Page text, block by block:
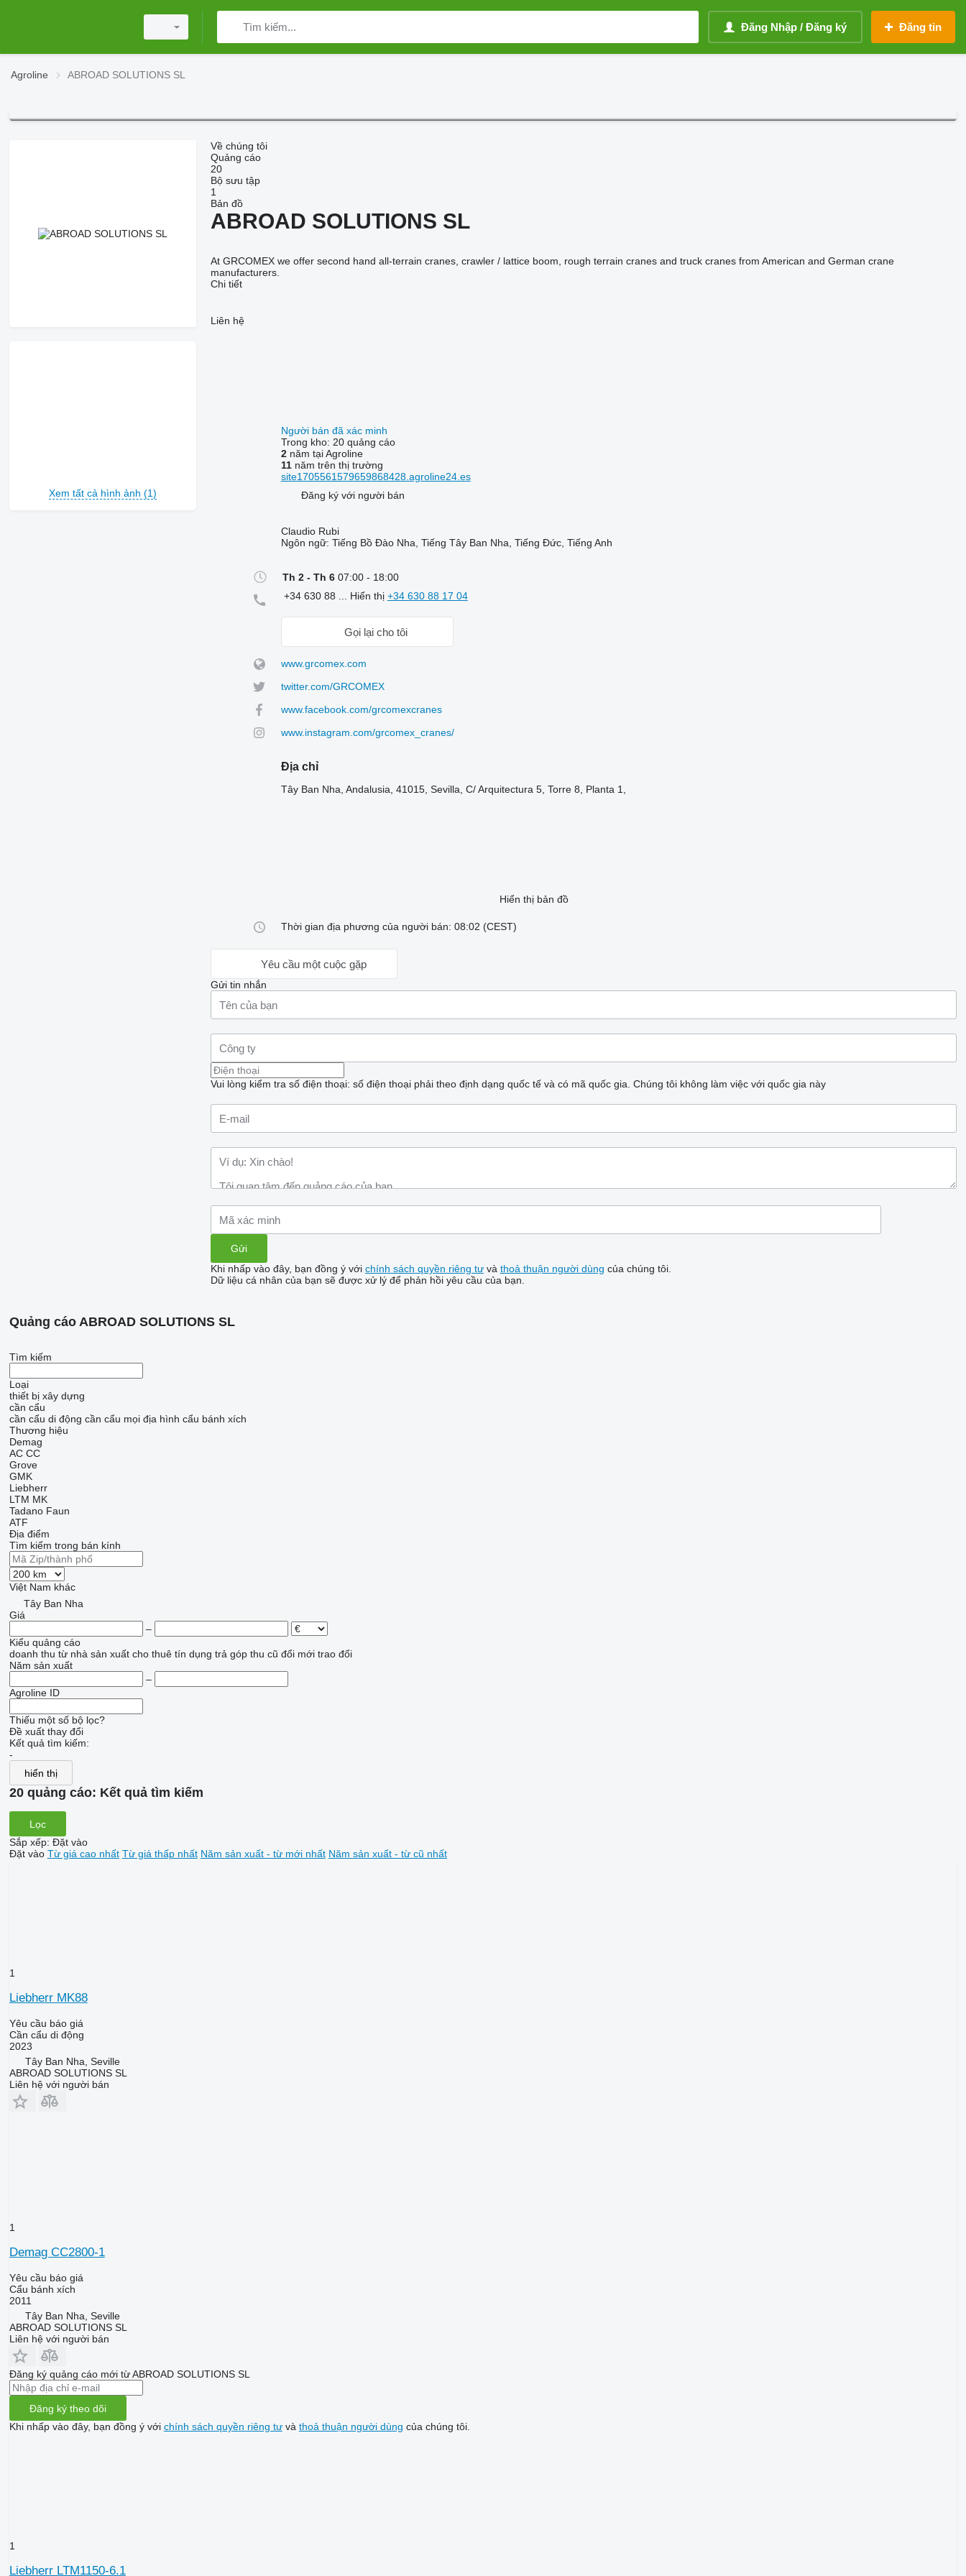
Đăng Nhập / Đăng ký Đăng tin
Agroline ABROAD SOLUTIONS SL
Xem tất cả hình ảnh (1)
Về chúng tôi
Quảng cáo
20
Bộ sưu tập
1
Bản đồ
ABROAD SOLUTIONS SL
At GRCOMEX we offer second hand all-terrain cranes, crawler / lattice boom, rough terrain cranes and truck cranes from American and German crane
manufacturers.
Chi tiết
Liên hệ
Người bán đã xác minh
Trong kho: 20 quảng cáo
2năm tại Agroline
11năm trên thị trường
site1705561579659868428.agroline24.es
Đăng ký với người bán
Claudio Rubi
Ngôn ngữ: Tiếng Bồ Đào Nha, Tiếng Tây Ban Nha, Tiếng Đức, Tiếng Anh
Th 2 - Th 6 07:00 - 18:00
+34 630 88 ... Hiển thị +34 630 88 17 04
Gọi lại cho tôi
www.grcomex.com
twitter.com/GRCOMEX
www.facebook.com/grcomexcranes
www.instagram.com/grcomex_cranes/
Địa chỉ
Tây Ban Nha, Andalusia, 41015, Sevilla, C/ Arquitectura 5, Torre 8, Planta 1,
Hiển thị bản đồ
Thời gian địa phương của người bán: 08:02 (CEST)
Yêu cầu một cuộc gặp
Gửi tin nhắn
Vui lòng kiểm tra số điện thoại: số điện thoại phải theo định dạng quốc tế và có mã quốc gia. Chúng tôi không làm việc với quốc gia này
Khi nhấp vào đây, bạn đồng ý với chính sách quyền riêng tưvà thoả thuận người dùng của chúng tôi.
Dữ liệu cá nhân của bạn sẽ được xử lý để phản hồi yêu cầu của bạn.
Quảng cáo ABROAD SOLUTIONS SL
Tìm kiếm
Loại
thiết bị xây dựng
cần cẩu
cần cẩu di động cần cẩu mọi địa hình cẩu bánh xích
Thương hiệu
Demag
AC CC
Grove
GMK
Liebherr
LTM MK
Tadano Faun
ATF
Địa điểm
Tìm kiếm trong bán kính
Việt Nam khác
Tây Ban Nha
Giá
–
Kiểu quảng cáo
doanh thu từ nhà sản xuất cho thuê tín dụng trả góp thu cũ đổi mới trao đổi
Năm sản xuất
–
Agroline ID
Thiếu một số bộ lọc?
Đề xuất thay đổi
Kết quả tìm kiếm:
-
hiển thị
20 quảng cáo: Kết quả tìm kiếm
Lọc
Sắp xếp: Đặt vào
Đặt vào Từ giá cao nhất Từ giá thấp nhất Năm sản xuất - từ mới nhất Năm sản xuất - từ cũ nhất
1
Liebherr MK88
Yêu cầu báo giá
Cần cẩu di động
2023
Tây Ban Nha, Seville
ABROAD SOLUTIONS SL
Liên hệ với người bán
1
Demag CC2800-1
Yêu cầu báo giá
Cẩu bánh xích
2011
Tây Ban Nha, Seville
ABROAD SOLUTIONS SL
Liên hệ với người bán
Đăng ký quảng cáo mới từ ABROAD SOLUTIONS SL
Đăng ký theo dõi
Khi nhấp vào đây, bạn đồng ý với chính sách quyền riêng tưvà thoả thuận người dùng của chúng tôi.
1
Liebherr LTM1150-6.1